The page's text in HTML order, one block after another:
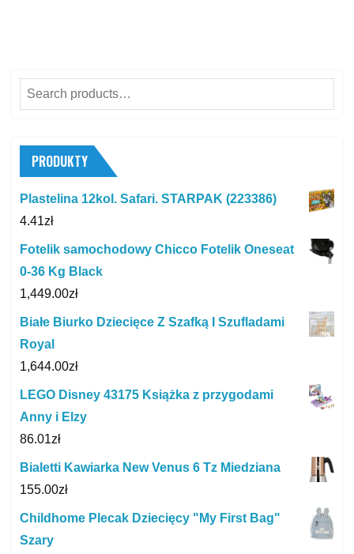
Search
for:
PRODUKTY
Plastelina 12kol. Safari. STARPAK (223386)
4.41zł
Fotelik samochodowy Chicco Fotelik Oneseat
0-36 Kg Black
1,449.00zł
Białe Biurko Dziecięce Z Szafką I Szufladami
Royal
1,644.00zł
LEGO Disney 43175 Książka z przygodami
Anny i Elzy
86.01zł
Bialetti Kawiarka New Venus 6 Tz Miedziana
155.00zł
Childhome Plecak Dziecięcy "My First Bag"
Szary